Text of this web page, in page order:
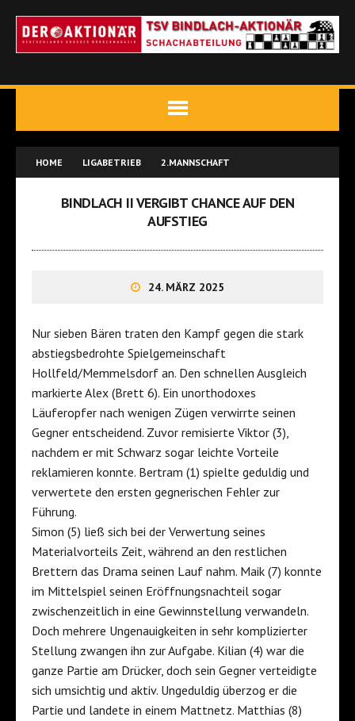
HOME LIGABETRIEB 2.MANNSCHAFT
BINDLACH II VERGIBT CHANCE AUF DEN
AUFSTIEG
24. MÄRZ 2025
Nur sieben Bären traten den Kampf gegen die stark
abstiegsbedrohte Spielgemeinschaft
Hollfeld/Memmelsdorf an. Den schnellen Ausgleich
markierte Alex (Brett 6). Ein unorthodoxes
Läuferopfer nach wenigen Zügen verwirrte seinen
Gegner entscheidend. Zuvor remisierte Viktor (3),
nachdem er mit Schwarz sogar leichte Vorteile
reklamieren konnte. Bertram (1) spielte geduldig und
verwertete den ersten gegnerischen Fehler zur
Führung.
Simon (5) ließ sich bei der Verwertung seines
Materialvorteils Zeit, während an den restlichen
Brettern das Drama seinen Lauf nahm. Maik (7) konnte
im Mittelspiel seinen Eröffnungsnachteil sogar
zwischenzeitlich in eine Gewinnstellung verwandeln.
Doch mehrere Ungenauigkeiten in sehr komplizierter
Stellung zwangen ihn zur Aufgabe. Kilian (4) war die
ganze Partie am Drücker, doch sein Gegner verteidigte
sich umsichtig und aktiv. Ungeduldig überzog er die
Partie und landete in einem Mattnetz. Matthias (8)